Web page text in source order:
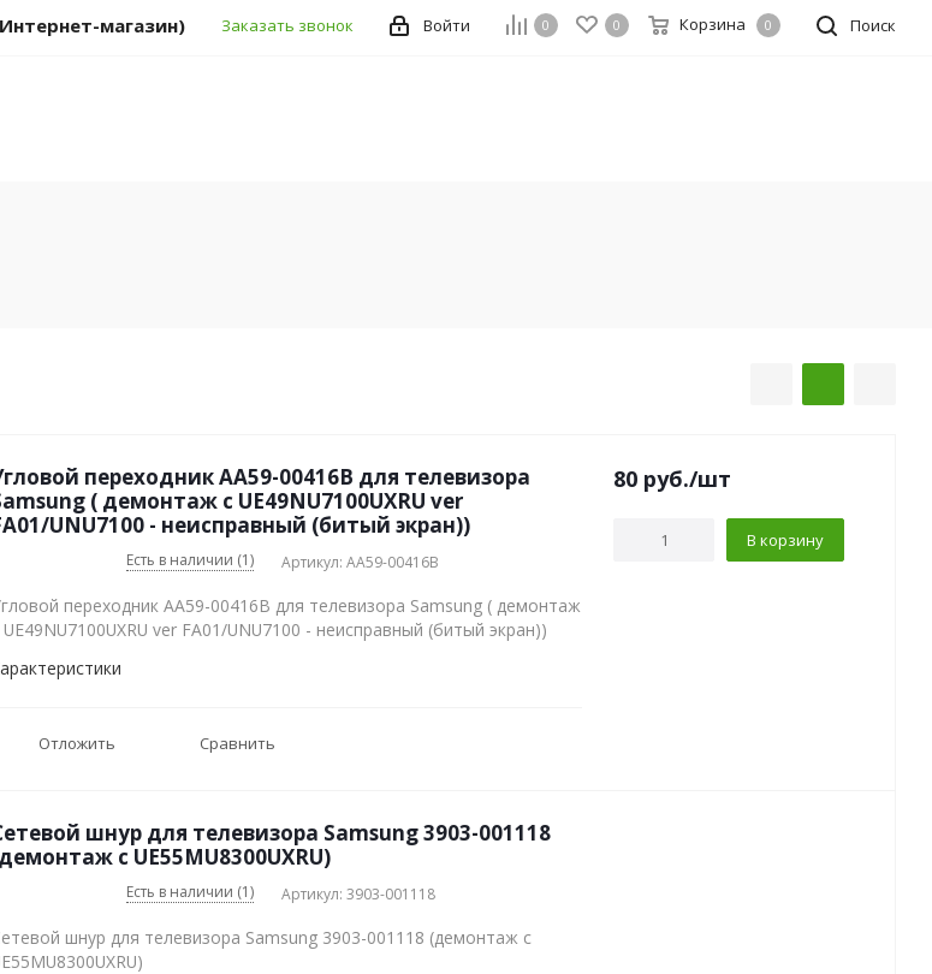
Поиск
0 0 Корзина 0
Войти
магазин) Заказать звонок
переходник AA59-00416B для телевизора
( демонтаж с UE49NU7100UXRU ver
UNU7100 - неисправный (битый экран))
Есть в наличии (1) Артикул: AA59-00416B
переходник AA59-00416B для телевизора Samsung ( демонтаж
UE49NU7100UXRU ver FA01/UNU7100 - неисправный (битый экран))
Отложить Сравнить
80 руб./шт
В корзину
шнур для телевизора Samsung 3903-001118
с UE55MU8300UXRU)
Есть в наличии (1) Артикул: 3903-001118
шнур для телевизора Samsung 3903-001118 (демонтаж с